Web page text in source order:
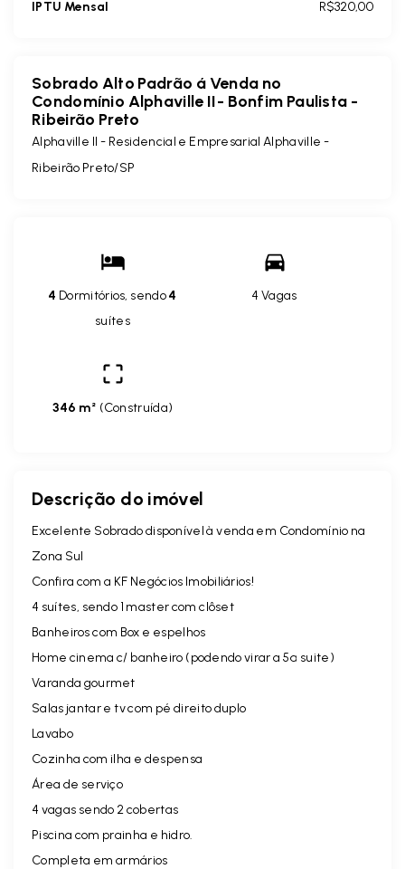
IPTU Mensal
R$320,00
Sobrado Alto Padrão á Venda no
Condomínio Alphaville II- Bonfim Paulista -
Ribeirão Preto
Alphaville II - Residencial e Empresarial Alphaville -
Ribeirão Preto/SP
4 Dormitórios, sendo4
suítes
4 Vagas
346 m² (Construída)
Descrição do imóvel
Excelente Sobrado disponível à venda em Condomínio na
Zona Sul
Confira com a KF Negócios Imobiliários!
4 suítes, sendo 1 master com clôset
Banheiros com Box e espelhos
Home cinema c/ banheiro (podendo virar a 5ª suite)
Varanda gourmet
Salas jantar e tv com pé direito duplo
Lavabo
Cozinha com ilha e despensa
Área de serviço
4 vagas sendo 2 cobertas
Piscina com prainha e hidro.
Completa em armários